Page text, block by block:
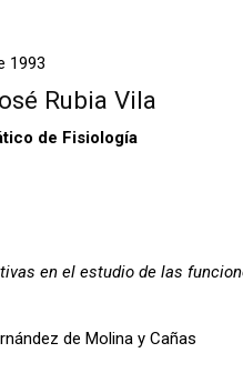
1993
Rubia Vila
de Fisiología
en el estudio de las
de Molina y Cañas